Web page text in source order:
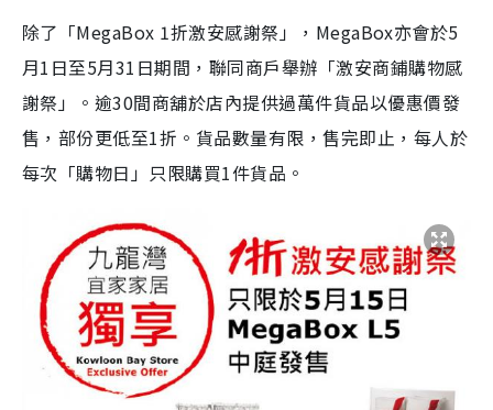
除了「MegaBox 1折激安感謝祭」，MegaBox亦會於5
月1日至5月31日期間，聯同商戶舉辦「激安商鋪購物感
謝祭」。逾30間商舖於店內提供過萬件貨品以優惠價發
售，部份更低至1折。貨品數量有限，售完即止，每人於
每次「購物日」只限購買1件貨品。